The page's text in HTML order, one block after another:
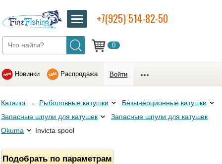
0
+7(925) 514-82-50
Новинки Распродажа Войти
Каталог → Рыболовные катушки
Безынерционные катушки
Запасные шпули для катушек
Запасные шпули для катушек
Okuma
Invicta spool
Подобрать по параметрам